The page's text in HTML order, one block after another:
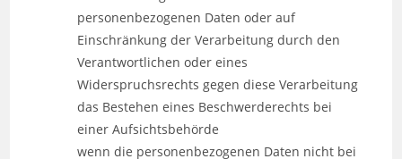
personenbezogenen Daten oder auf
Einschränkung der Verarbeitung durch den
Verantwortlichen oder eines
Widerspruchsrechts gegen diese Verarbeitung
das Bestehen eines Beschwerderechts bei
einer Aufsichtsbehörde
wenn die personenbezogenen Daten nicht bei